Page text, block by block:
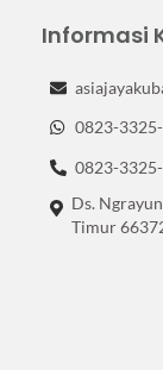
Informasi
0823-
0823-
Ds.
Timur